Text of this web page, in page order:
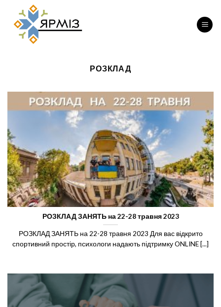
Перейти
вмісту
РОЗКЛАД
РОЗКЛАД ЗАНЯТЬ на 22-28 травня 2023
РОЗКЛАД ЗАНЯТЬ на 22-28 травня 2023 Для вас відкрито
спортивний простір, психологи надають підтримку ONLINE [...]